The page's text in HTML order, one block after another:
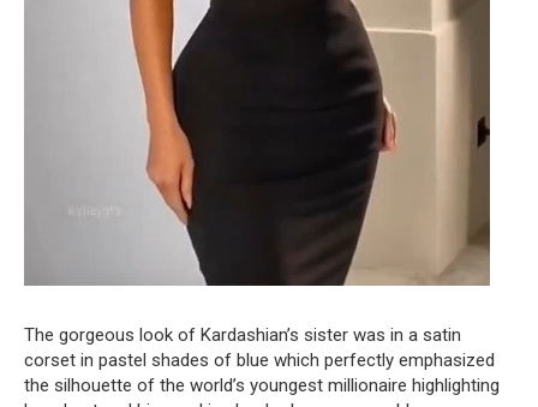
The gorgeous look of Kardashian’s sister was in a satin
corset in pastel shades of blue which perfectly emphasized
the silhouette of the world’s youngest millionaire highlighting